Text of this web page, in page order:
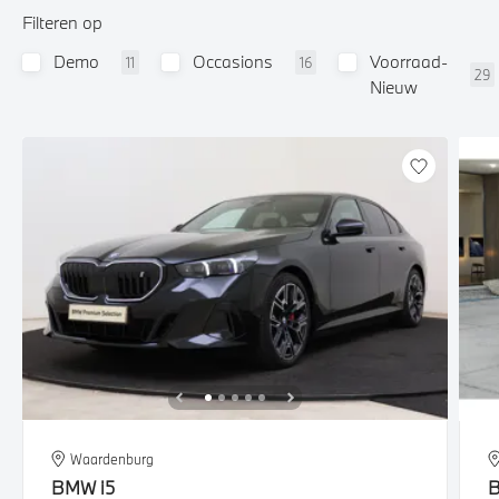
Filteren op
Demo
11 Occasions 16
Voorraad-
Nieuw
29
Waardenburg
BMW i5